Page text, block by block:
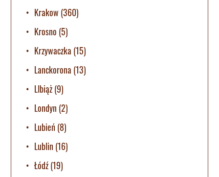
Krakow (360)
Krosno (5)
Krzywaczka (15)
Lanckorona (13)
LIbiąż(9)
Londyn (2)
Lubień (8)
Lublin (16)
Łódź(19)